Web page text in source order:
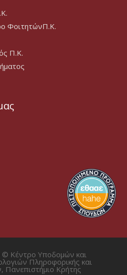
ΦοιτητώνΠ.Κ.
Π.Κ.
Κέντρο Υποδομών και
Πληροφορικής και
Πανεπιστήμιο Κρήτης